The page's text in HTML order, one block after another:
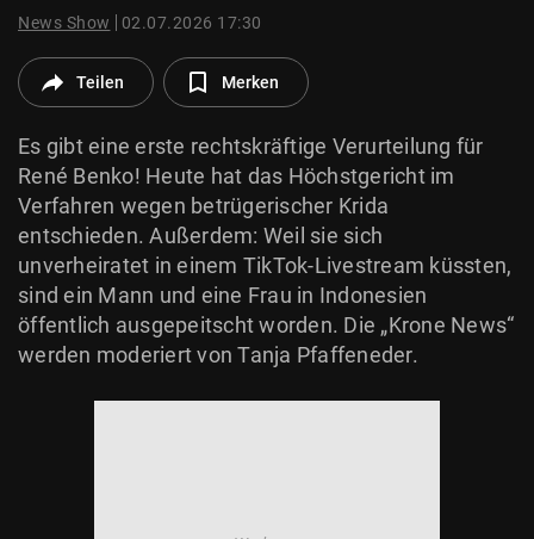
© Krone Multimedia GmbH & Co KG 2026
News Show 02.07.2026 17:30
Teilen Merken
Es gibt eine erste rechtskräftige Verurteilung für
René Benko! Heute hat das Höchstgericht im
Verfahren wegen betrügerischer Krida
entschieden. Außerdem: Weil sie sich
unverheiratet in einem TikTok-Livestream küssten,
sind ein Mann und eine Frau in Indonesien
öffentlich ausgepeitscht worden. Die „Krone News“
werden moderiert von Tanja Pfaffeneder.